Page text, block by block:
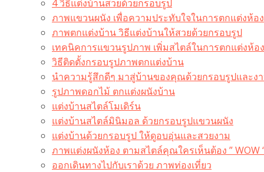
4 วิธีแต่งบ้านสวยด้วยกรอบรูป
ภาพแขวนผนัง เพื่อความประทับใจในการตกแต่งห้อง
ภาพตกแต่งบ้าน วิธีแต่งบ้านให้สวยด้วยกรอบรูป
เทคนิคการแขวนรูปภาพ เพิ่มสไตล์ในการตกแต่งห้อง
วิธีติดตั้งกรอบรูปภาพตกแต่งบ้าน
นำความรู้สึกดีๆ มาสู่บ้านของคุณด้วยกรอบรูปและง
รูปภาพดอกไม้ ตกแต่งผนังบ้าน
แต่งบ้านสไตล์โมเดิร์น
แต่งบ้านสไตล์มินิมอล ด้วยกรอบรูปแขวนผนัง
แต่งบ้านด้วยกรอบรูป ให้ดูอบอุ่นและสวยงาม
ภาพแต่งผนังห้อง ตามสไตล์คุณใครเห็นต้อง ” WOW
ออกเดินทางไปกับเราด้วย ภาพท่องเที่ยว